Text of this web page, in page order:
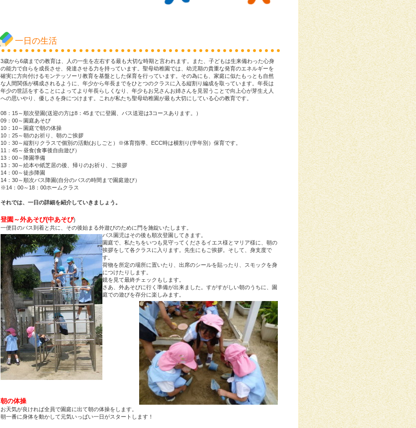
一日の生活
3歳から6歳までの教育は、人の一生を左右する最も大切な時期と言われます。また、子どもは生来備わった心身
の能力で自らを成長させ、発達させる力を持っています。聖母幼稚園では、幼児期の貴重な発育のエネルギーを
確実に方向付けるモンテッソーリ教育を基盤とした保育を行っています。その為にも、家庭に似たもっとも自然
な人間関係が構成されるように、年少から年長までをひとつのクラスに入る縦割り編成を取っています。年長は
年少の世話をすることによってより年長らしくなり、年少もお兄さんお姉さんを見習うことで向上心が芽生え人
への思いやり、優しさを身につけます。これが私たち聖母幼稚園が最も大切にしている心の教育です。
08：15～順次登園(送迎の方は8：45までに登園、バス送迎は3コースあります。）
09：00～園庭あそび
10：10～園庭で朝の体操
10：25～朝のお祈り、朝のご挨拶
10：30～縦割りクラスで個別の活動(おしごと）※体育指導、ECC時は横割り(学年別）保育です。
11：45～昼食(食事後自由遊び）
13：00～降園準備
13：30～絵本や紙芝居の後、帰りのお祈り、ご挨拶
14：00～徒歩降園
14：30～順次バス降園(自分のバスの時間まで園庭遊び）
※14：00～18：00ホームクラス
それでは、一日の詳細を紹介していきましょう。
登園～外あそび(中あそび)
一便目のバス到着と共に、その後始まる外遊びのために門を施錠いたします。
バス園児はその後も順次登園してきます。
園庭で、私たちをいつも見守ってくださるイエス様とマリア様に、朝の
挨拶をして各クラスに入ります。先生にもご挨拶。そして、身支度で
す。
荷物を所定の場所に置いたり、出席のシールを貼ったり、スモックを身
につけたりします。
鏡を見て最終チェックもします。
さあ、外あそびに行く準備が出来ました。すがすがしい朝のうちに、園
庭での遊びを存分に楽しみます。
朝の体操
お天気が良ければ全員で園庭に出て朝の体操をします。
朝一番に身体を動かして元気いっぱい一日がスタートします！